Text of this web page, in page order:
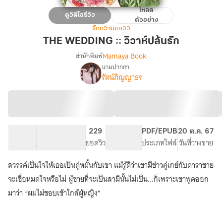
THE
WEDDING
::
ปล้น
ดูวิดีโอรีวิว
โหลด
ตัวอย่าง
รักหวานแหวว
THE WEDDING :: วิวาห์ปล้นรัก
เรื่องTHE
WEDDING
::
รัก
สำนักพิมพ์Mamaya Book
นามปากกา
รัตน์ภิญญาธร
จำนวนคำ จำนวนหน้า (A5)
229
ยอดวิวระดับเนื้อหา
PDF/EPUB
ประเภทไฟล์
20 ต.ค. 67
วันที่วางขาย
สวรรค์เป็นใจให้เธอเป็นคู่หมั้นกับเขา แม้รู้ดีว่าเขามีข่าวคู่เกย์กับดาราชาย
จะเชื่อหมดใจหรือไม่ ผู้ชายที่จะเป็นสามีนั้นไม่เป็น...ก็เพราะเขาพูดออก
มาว่า “ผมไม่ชอบเข้าใกล้ผู้หญิง”